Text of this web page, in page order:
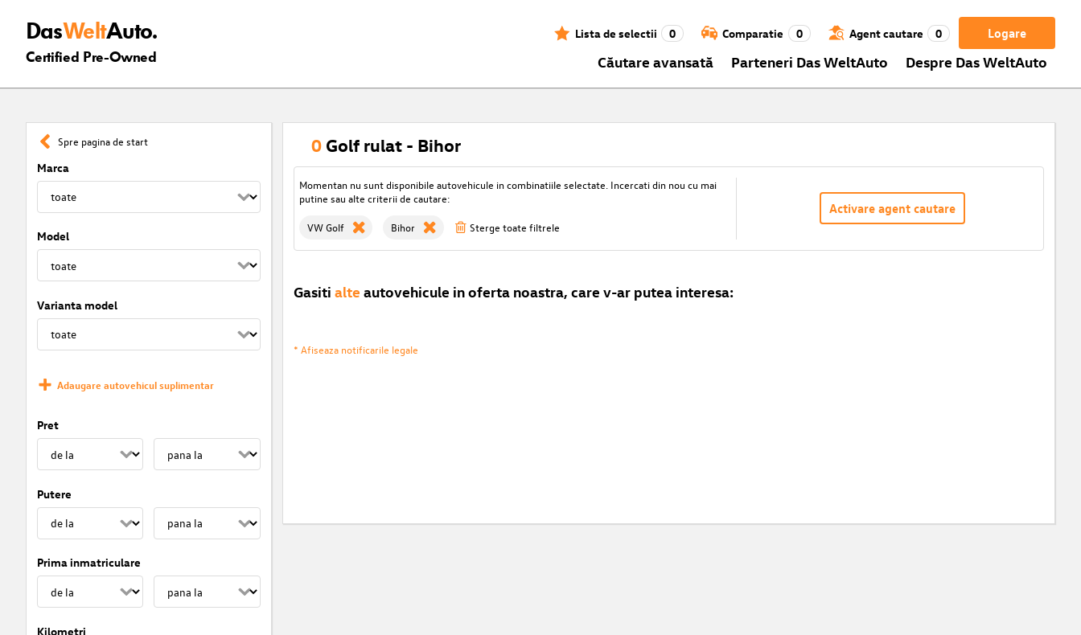
DasWeltAuto.
Certified Pre-Owned
Logare
Lista de selectii 0 Comparatie 0 Agent cautare 0
Căutare avansată Parteneri Das WeltAuto Despre Das WeltAuto
Spre pagina de start
Marca
Model
Varianta model
Adaugare autovehicul suplimentar
Pret
Putere
Prima inmatriculare
Kilometri
0 Golf rulat - Bihor
Momentan nu sunt disponibile autovehicule in combinatiile selectate. Incercati din nou cu mai
putine sau alte criterii de cautare:
VW Golf Bihor Sterge toate filtrele
Activare agent cautare
Gasiti alte autovehicule in oferta noastra, care v-ar putea interesa:
* Afiseaza notificarile legale